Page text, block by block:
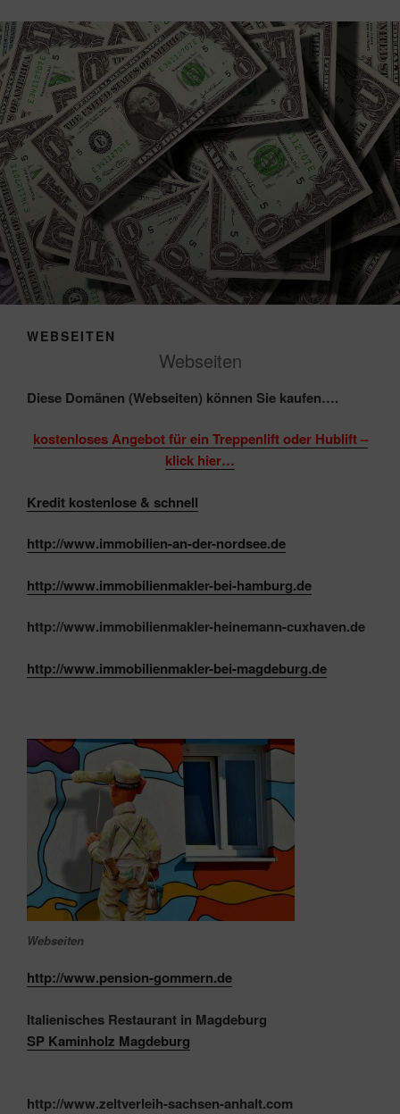
WEBSEITEN
Webseiten
Diese Domänen (Webseiten) können Sie kaufen….
kostenloses Angebot für ein Treppenlift oder Hublift –
klick hier…
Kredit kostenlose & schnell
http://www.immobilien-an-der-nordsee.de
http://www.immobilienmakler-bei-hamburg.de
http://www.immobilienmakler-heinemann-cuxhaven.de
http://www.immobilienmakler-bei-magdeburg.de
Webseiten
http://www.pension-gommern.de
Italienisches Restaurant in Magdeburg
SP Kaminholz Magdeburg
http://www.zeltverleih-sachsen-anhalt.com